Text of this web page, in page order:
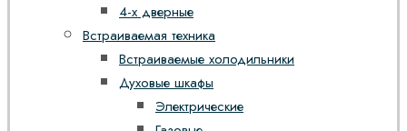
4-х дверные
Встраиваемая техника
Встраиваемые холодильники
Духовые шкафы
Электрические